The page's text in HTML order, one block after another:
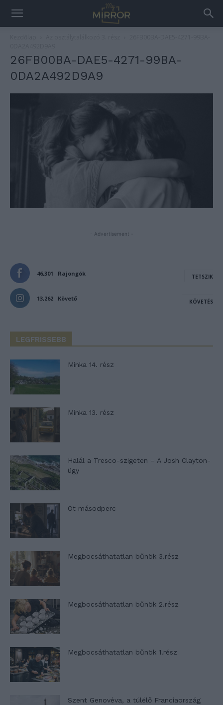
26FB00BA-DAE5-4271-99BA-
0DA2A492D9A9
- Advertisement -
46,301 Rajongók TETSZIK
13,262 Követő KÖVETÉS
LEGFRISSEBB
Minka 14. rész
Minka 13. rész
Halál a Tresco-szigeten – A Josh Clayton-
ügy
Öt másodperc
Megbocsáthatatlan bűnök 3.rész
Megbocsáthatatlan bűnök 2.rész
Megbocsáthatatlan bűnök 1.rész
Szent Genovéva, a túlélő Franciaország